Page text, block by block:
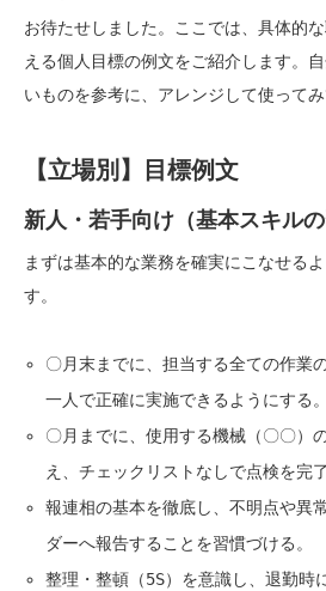
お待たせしました。ここでは、具体的
える個人目標の例文をご紹介します。
いものを参考に、アレンジして使ってみ
【立場別】目標例文
新人・若手向け（基本スキルの
まずは基本的な業務を確実にこなせる
す。
〇月末までに、担当する全ての作業
一人で正確に実施できるようにする。
〇月までに、使用する機械（〇〇）
え、チェックリストなしで点検を完
報連相の基本を徹底し、不明点や異
ダーへ報告することを習慣づける。
整理・整頓（5S）を意識し、退勤時